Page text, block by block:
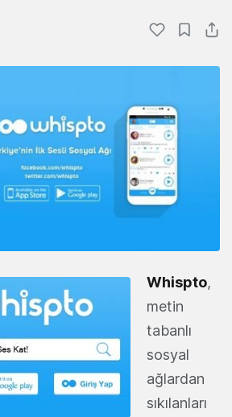
Whispto,
metin
tabanlı
sosyal
ağlardan
sıkılanları